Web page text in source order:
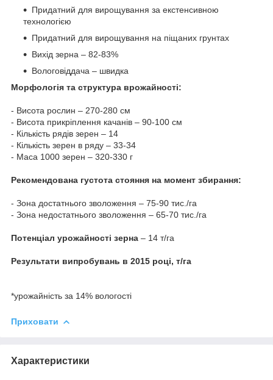
Придатний для вирощування за екстенсивною
технологією
Придатний для вирощування на піщаних грунтах
Вихід зерна – 82-83%
Вологовіддача – швидка
Морфологія та структура врожайності:
- Висота рослин – 270-280 см
- Висота прикріплення качанів – 90-100 см
- Кількість рядів зерен – 14
- Кількість зерен в ряду – 33-34
- Маса 1000 зерен – 320-330 г
Рекомендована густота стояння на момент збирання:
- Зона достатнього зволоження – 75-90 тис./га
- Зона недостатнього зволоження – 65-70 тис./га
Потенціал урожайності зерна – 14 т/га
Результати випробувань в 2015 році, т/га
*урожайність за 14% вологості
Приховати
Характеристики